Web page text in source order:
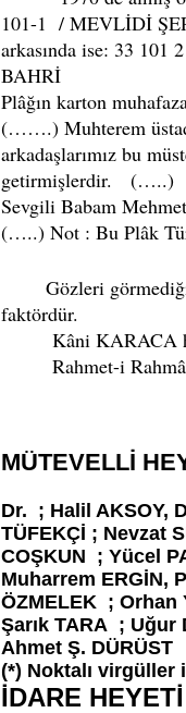
101-1 / MEVLİDİ
arkasında ise: 33
BAHRİ
Plâğın karton
(…….) Muhterem üstad
arkadaşlarımız bu
getirmişlerdir. (…..)
Sevgili Babam
(…..) Not : Bu Plâk
Gözleri görmediği
faktördür.
Kâni KARACA
Rahmet-i
MÜTEVELLİ
Kemal
Dr. ; Halil AKSOY,
TÜFEKÇİ ; Nevzat
COŞKUN ; Yücel
Muharrem ERGİN,
ÖZMELEK ; Orhan
Şarık TARA ;
Ahmet Ş. DÜRÜST
(*) Noktalı virgüller
İDARE HEYETİ